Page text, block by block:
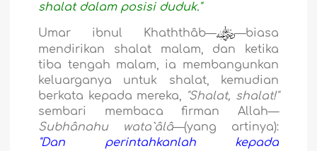
shalat dalam posisi duduk."
Umar ibnul Khaththâb—
—biasa
mendirikan shalat malam, dan ketika
tiba tengah malam, ia membangunkan
keluarganya untuk shalat, kemudian
berkata kepada mereka, "Shalat, shalat!"
sembari membaca firman Allah—
Subhânahu wata`âlâ—(yang artinya):
"Dan perintahkanlah kepada